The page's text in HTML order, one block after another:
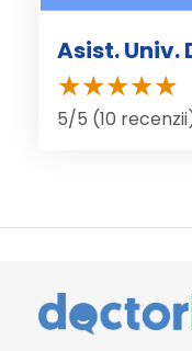
Asist. Univ.
5/5 (10